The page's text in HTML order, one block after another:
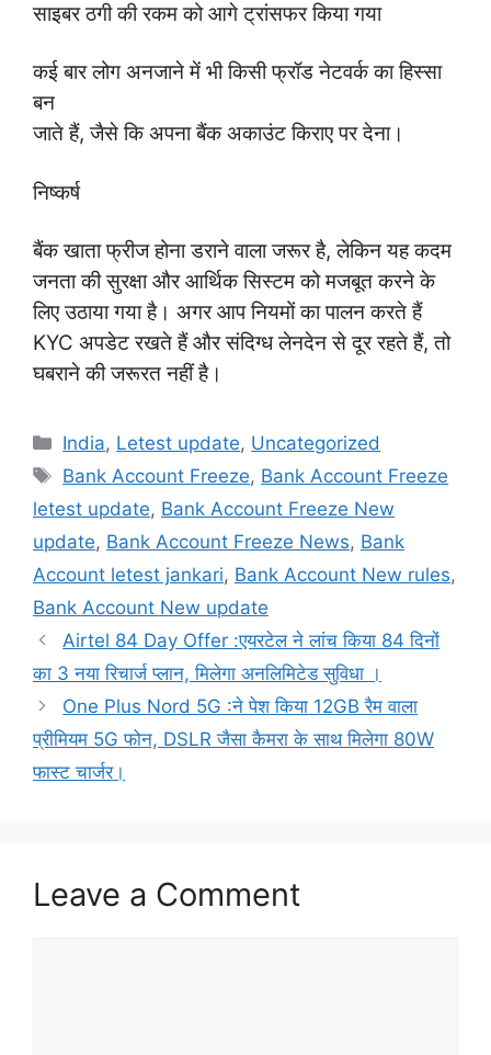
साइबर ठगी की रकम को आगे ट्रांसफर किया गया
कई बार लोग अनजाने में भी किसी फ्रॉड नेटवर्क का हिस्सा
बन
जाते हैं, जैसे कि अपना बैंक अकाउंट किराए पर देना।
निष्कर्ष
बैंक खाता फ्रीज होना डराने वाला जरूर है, लेकिन यह कदम
जनता की सुरक्षा और आर्थिक सिस्टम को मजबूत करने के
लिए उठाया गया है। अगर आप नियमों का पालन करते हैं,
KYC अपडेट रखते हैं और संदिग्ध लेनदेन से दूर रहते हैं, तो
घबराने की जरूरत नहीं है।
Categories
India, Letest update, Uncategorized
Tags
Bank Account Freeze, Bank Account Freeze
letest update, Bank Account Freeze New
update, Bank Account Freeze News, Bank
Account letest jankari, Bank Account New rules,
Bank Account New update
Airtel 84 Day Offer :एयरटेल ने लांच किया 84 दिनों
का 3 नया रिचार्ज प्लान, मिलेगा अनलिमिटेड सुविधा ।
One Plus Nord 5G :ने पेश किया 12GB रैम वाला
प्रीमियम 5G फोन, DSLR जैसा कैमरा के साथ मिलेगा 80W
फास्ट चार्जर।
Leave a Comment